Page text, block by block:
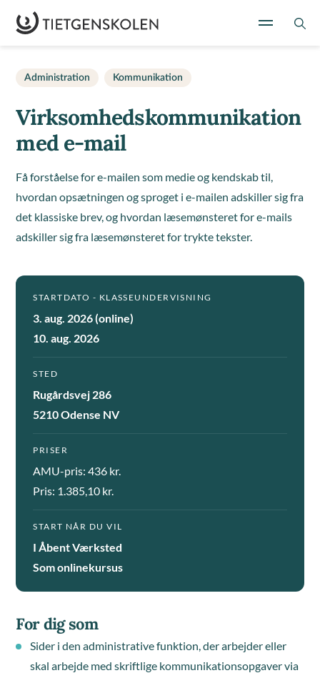
Administration Kommunikation
Virksomhedskommunikation
med e-mail
Få forståelse for e-mailen som medie og kendskab til,
hvordan opsætningen og sproget i e-mailen adskiller sig fra
det klassiske brev, og hvordan læsemønsteret for e-mails
adskiller sig fra læsemønsteret for trykte tekster.
STARTDATO - KLASSEUNDERVISNING
3. aug. 2026 (online)
10. aug. 2026
STED
Rugårdsvej 286
5210 Odense NV
PRISER
AMU-pris: 436 kr.
Pris: 1.385,10 kr.
START NÅR DU VIL
I Åbent Værksted
Som onlinekursus
For dig som
Sider i den administrative funktion, der arbejder eller
skal arbejde med skriftlige kommunikationsopgaver via